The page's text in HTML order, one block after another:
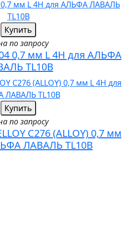
Купить
по запросу
0,7 мм L 4H для АЛЬФА
TL10B
Купить
по запросу
C276 (ALLOY) 0,7 мм
ЛАВАЛЬ TL10B